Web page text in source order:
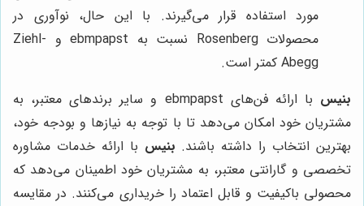
مورد استفاده قرار می‌گیرند. با این حال، نوآوری در
محصولات Rosenberg نسبت به ebmpapst و Ziehl-
Abegg کمتر است.
بنیس
با ارائه فن‌های ebmpapst و سایر برندهای معتبر، به
مشتریان خود امکان می‌دهد تا با توجه به نیازها و بودجه خود،
بهترین انتخاب را داشته باشند. بنیس با ارائه خدمات مشاوره
تخصصی و گارانتی معتبر، به مشتریان خود اطمینان می‌دهد که
محصولی باکیفیت و قابل اعتماد را خریداری می‌کنند. در مقایسه